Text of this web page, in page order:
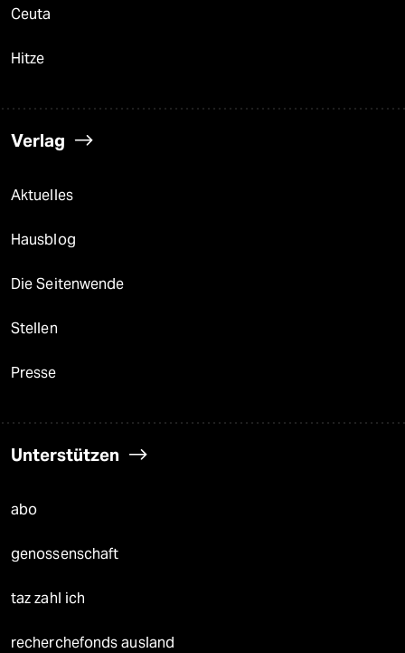
Ceuta
Hitze
Verlag
Aktuelles
Hausblog
Die Seitenwende
Stellen
Presse
Unterstützen
abo
genossenschaft
taz zahl ich
recherchefonds ausland